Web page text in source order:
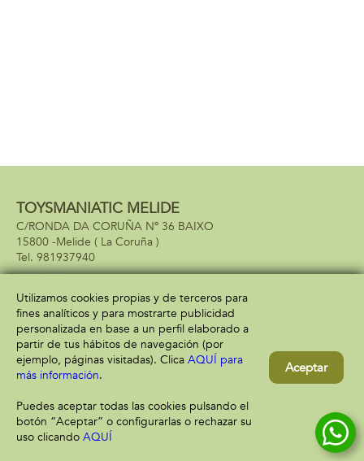
TOYSMANIATIC MELIDE
C/RONDA DA CORUÑA Nº 36 BAIXO
15800 -Melide ( La Coruña )
981937940
Información
Aviso legal
Política de privacidad
Política de cookies
Atención al cliente
Envío y devolución
Utilizamos cookies propias y de terceros para
fines analíticos y para mostrarte publicidad
personalizada en base a un perfil elaborado a
partir de tus hábitos de navegación (por
ejemplo, páginas visitadas). Clica AQUÍ para
más información.
Puedes aceptar todas las cookies pulsando el
botón “Aceptar” o configurarlas o rechazar su
uso clicando AQUÍ
Aceptar